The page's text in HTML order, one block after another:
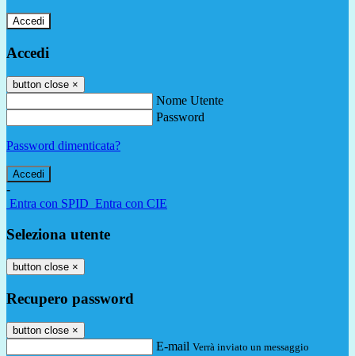
Accedi
Accedi
button close ×
Nome Utente
Password
Password dimenticata?
-
Entra con SPID Entra con CIE
Seleziona utente
button close ×
Recupero password
button close ×
E-mail Verrà inviato un messaggio